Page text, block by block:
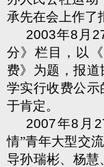
承先在会上作了
2003年8 月
分》栏目，以
费》为题，报
学实行收费公
于肯定。
2007年8 月
情”青年大型交
导孙瑞彬、杨慧